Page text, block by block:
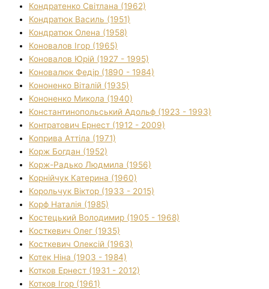
Кондратенко Світлана (1962)
Кондратюк Василь (1951)
Кондратюк Олена (1958)
Коновалов Ігор (1965)
Коновалов Юрій (1927 - 1995)
Коновалюк Федір (1890 - 1984)
Кононенко Віталій (1935)
Кононенко Микола (1940)
Константинопольський Адольф (1923 - 1993)
Контратович Ернест (1912 - 2009)
Коприва Аттіла (1971)
Корж Богдан (1952)
Корж-Радько Людмила (1956)
Корнійчук Катерина (1960)
Корольчук Віктор (1933 - 2015)
Корф Наталія (1985)
Костецький Володимир (1905 - 1968)
Косткевич Олег (1935)
Косткевич Олексій (1963)
Котек Ніна (1903 - 1984)
Котков Ернест (1931 - 2012)
Котков Ігор (1961)